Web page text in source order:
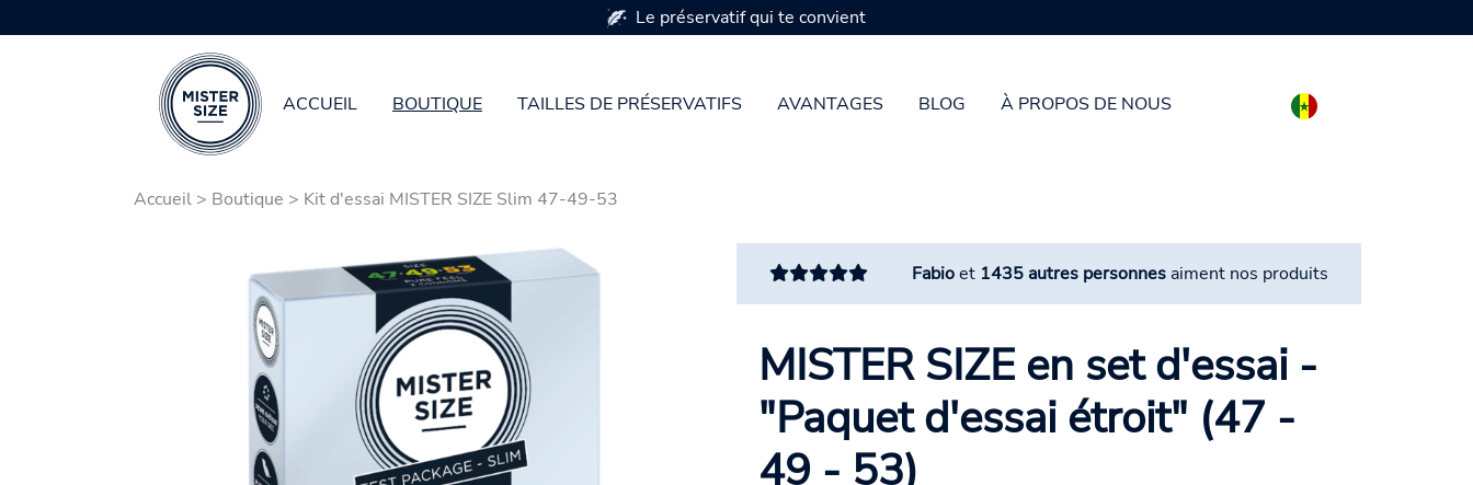
ACCUEIL BOUTIQUE TAILLES DE PRÉSERVATIFS AVANTAGES BLOG À PROPOS DE NOUS
Le préservatif qui te convient
Accueil > Boutique > Kit d'essai MISTER SIZE Slim 47-49-53
Fabioet 1435 autres personnesaiment nos produits
MISTER SIZE en set d'essai -
"Paquet d'essai étroit" (47 -
49 - 53)